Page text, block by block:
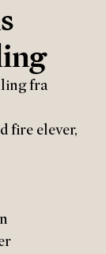
fra
fire elever,